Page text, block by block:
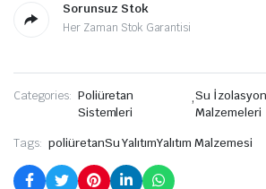
Sorunsuz Stok
Her Zaman Stok Garantisi
Categories: Poliüretan
Sistemleri
,Su İzolasyon
Malzemeleri
Tags: poliüretanSu YalıtımYalıtım Malzemesi